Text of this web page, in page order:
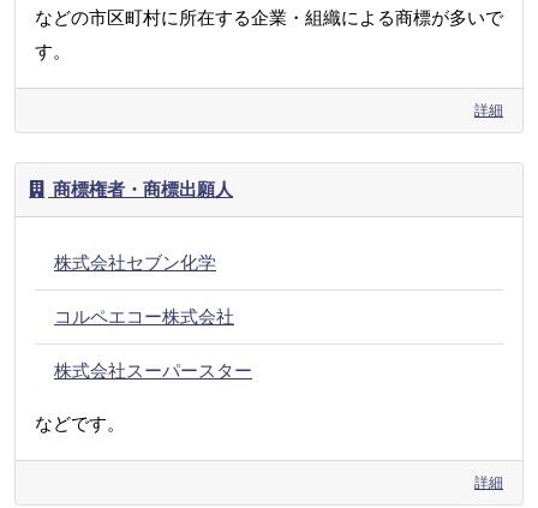
などの市区町村に所在する企業・組織による商標が多いで
す。
詳細
商標権者・商標出願人
株式会社セブン化学
コルペエコー株式会社
株式会社スーパースター
などです。
詳細